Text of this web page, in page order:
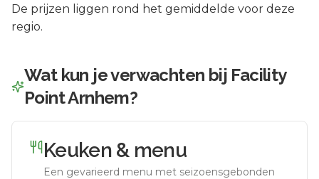
De prijzen liggen rond het gemiddelde voor deze
regio.
Wat kun je verwachten bij Facility
Point Arnhem?
Keuken & menu
Een gevarieerd menu met seizoensgebonden